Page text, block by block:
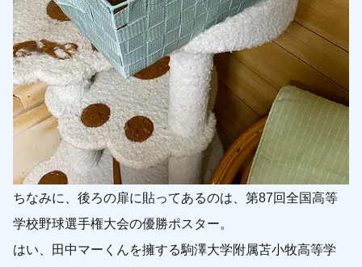
ちなみに、後ろの扉に貼ってあるのは、第87回全国高等
学校野球選手権大会の優勝ポスター。
はい、田中マーくんを擁する駒澤大学附属苫小牧高等学